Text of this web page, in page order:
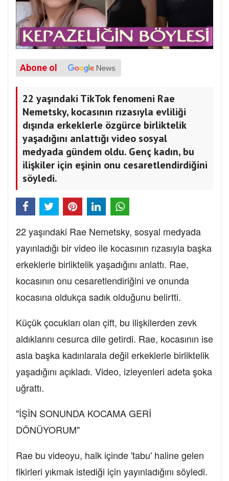
Abone ol
22 yaşındaki TikTok fenomeni Rae
Nemetsky, kocasının rızasıyla evliliği
dışında erkeklerle özgürce birliktelik
yaşadığını anlattığı video sosyal
medyada gündem oldu. Genç kadın, bu
ilişkiler için eşinin onu cesaretlendirdiğini
söyledi.
22 yaşındaki Rae Nemetsky, sosyal medyada
yayınladığı bir video ile kocasının rızasıyla başka
erkeklerle birliktelik yaşadığını anlattı. Rae,
kocasının onu cesaretlendiriğini ve onunda
kocasına oldukça sadık olduğunu belirtti.
Küçük çocukları olan çift, bu ilişkilerden zevk
aldıklarını cesurca dile getirdi. Rae, kocasının ise
asla başka kadınlarala değil erkeklerle birliktelik
yaşadığını açıkladı. Video, izleyenleri adeta şoka
uğrattı.
"İŞİN SONUNDA KOCAMA GERİ
DÖNÜYORUM"
Rae bu videoyu, halk içinde 'tabu' haline gelen
fikirleri yıkmak istediği için yayınladığını söyledi.